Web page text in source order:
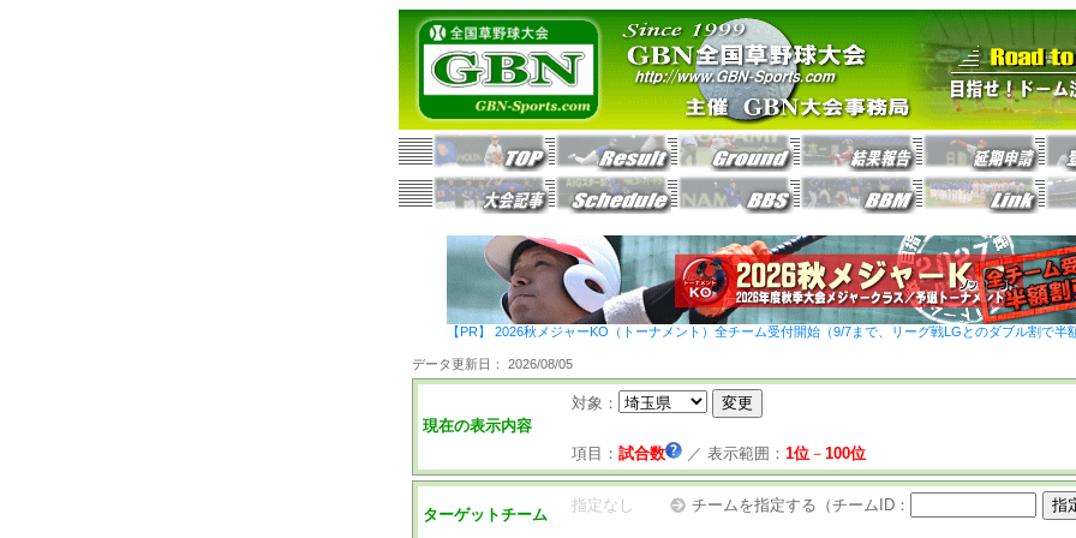
【PR】 2026秋メジャーKO（トーナメント）全チーム受付開始（9/7まで、リーグ戦LGとのダブル割で半
データ更新日： 2026/08/05
現在の表示内容
対象：
項目： 試合数 ／ 表示範囲： 1位－ 100位
ターゲットチーム
指定なし チームを指定する（チームID：